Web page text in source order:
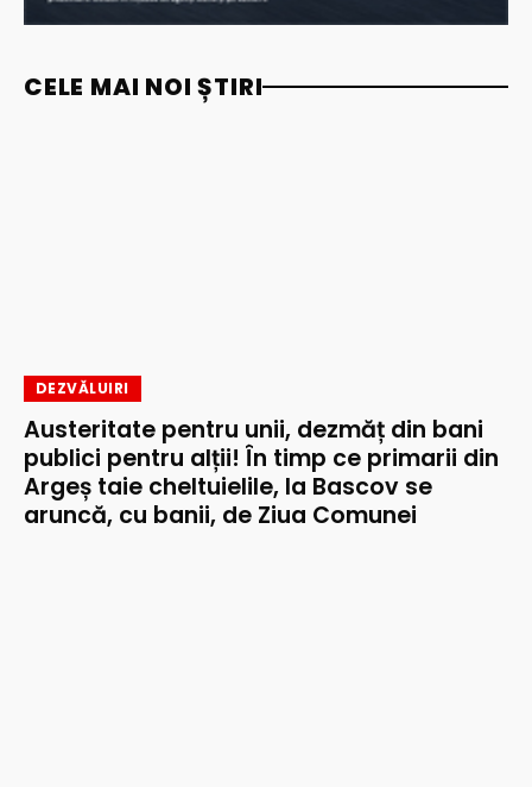
CELE MAI NOI ȘTIRI
DEZVĂLUIRI
Austeritate pentru unii, dezmăț din bani
publici pentru alții! În timp ce primarii din
Argeș taie cheltuielile, la Bascov se
aruncă, cu banii, de Ziua Comunei